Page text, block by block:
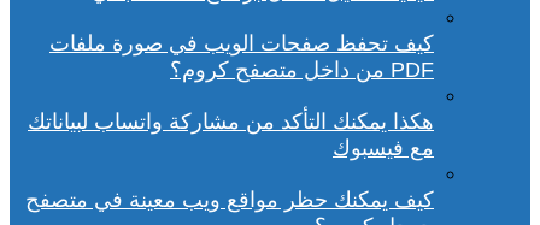
كيف تحفظ صفحات الويب في صورة ملفات
PDF من داخل متصفح كروم؟
هكذا يمكنك التأكد من مشاركة واتساب لبياناتك
مع فيسبوك
كيف يمكنك حظر مواقع ويب معينة في متصفح